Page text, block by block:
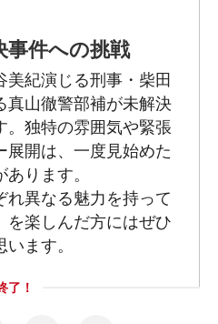
事件への挑戦
美紀演じる刑事・柴田
真山徹警部補が未解決
。独特の雰囲気や緊張
展開は、一度見始めた
ります。
れ異なる魅力を持って
を楽しんだ方にはぜひ
ます。
了！